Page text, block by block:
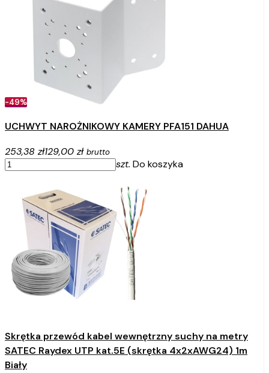
-49%
UCHWYT NAROŻNIKOWY KAMERY PFA151 DAHUA
253,38 zł129,00 zł brutto
szt. Do koszyka
Skrętka przewód kabel wewnętrzny suchy na metry
SATEC Raydex UTP kat.5E (skrętka 4x2xAWG24) 1m
Biały